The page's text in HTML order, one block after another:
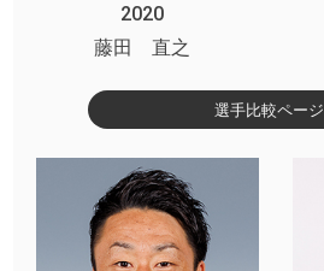
2020
藤田 直之
選手比較ページ